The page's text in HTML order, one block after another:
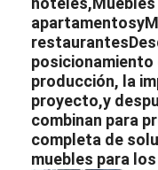
apartamentosy
restaurantes
producción, la
proyecto,y
combinan para
completa de
muebles para